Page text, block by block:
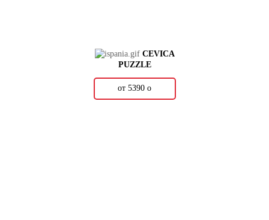
CEVICA
PUZZLE
от 5390 о